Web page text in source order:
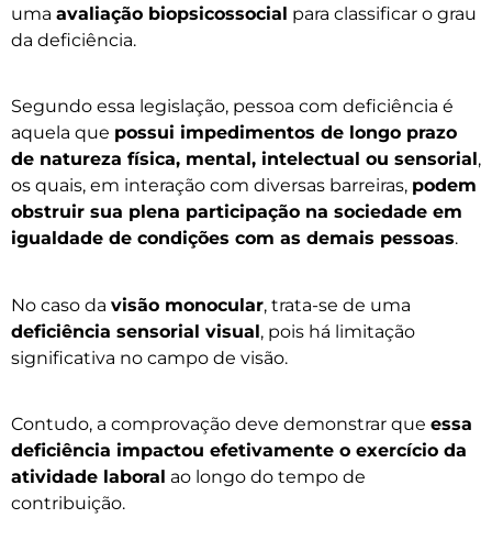
uma avaliação biopsicossocial para classificar o grau
da deficiência.
Segundo essa legislação, pessoa com deficiência é
aquela que possui impedimentos de longo prazo
de natureza física, mental, intelectual ou sensorial,
os quais, em interação com diversas barreiras, podem
obstruir sua plena participação na sociedade em
igualdade de condições com as demais pessoas.
No caso da visão monocular, trata-se de uma
deficiência sensorial visual, pois há limitação
significativa no campo de visão.
Contudo, a comprovação deve demonstrar que essa
deficiência impactou efetivamente o exercício da
atividade laboral ao longo do tempo de
contribuição.